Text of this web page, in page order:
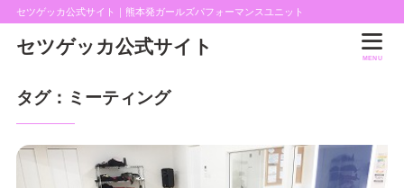
セツゲッカ公式サイト｜熊本発ガールズパフォーマンスユニット
セツゲッカ公式サイト
MENU
タグ：ミーティング